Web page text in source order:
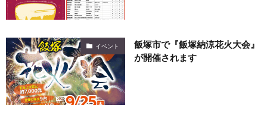
イベント
飯塚市で『飯塚納涼花火大会』
が開催されます